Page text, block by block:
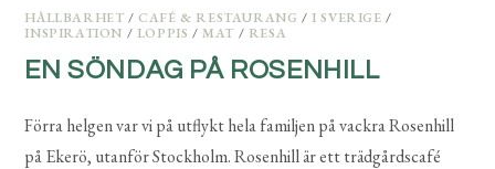
HÅLLBARHET/ CAFÉ & RESTAURANG / I SVERIGE /
INSPIRATION / LOPPIS /MAT / RESA
EN SÖNDAG PÅ ROSENHILL
Förra helgen var vi på utflykt hela familjen på vackra Rosenhill
på Ekerö, utanför Stockholm. Rosenhill är ett trädgårdscafé